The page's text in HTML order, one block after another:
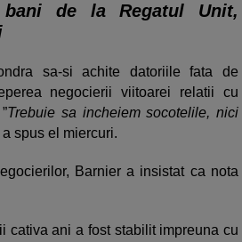
de la Regatul Unit,
sa-si achite datoriile fata de
negocierii viitoarei relatii cu
Trebuie sa incheiem socotelile, nici
a spus el miercuri.
Barnier a insistat ca nota
cativa ani a fost stabilit impreuna cu